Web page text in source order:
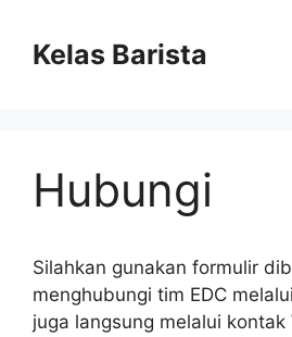
contentKelas Barista
Hubungi
Silahkan gunakan formulir
menghubungi tim EDC
juga langsung melalui kontak